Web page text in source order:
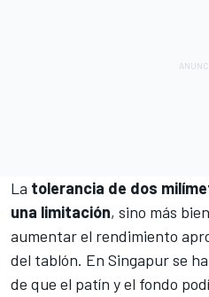
La tolerancia de dos
una limitación, sino más
aumentar el rendimiento
del tablón. En Singapur se
de que el patín y el fondo